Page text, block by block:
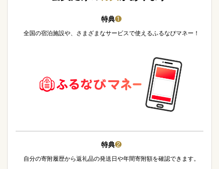
特典❶
全国の宿泊施設や、さまざまなサービスで使えるふるなびマネー！
特典❷
自分の寄附履歴から返礼品の発送日や年間寄附額を確認できます。